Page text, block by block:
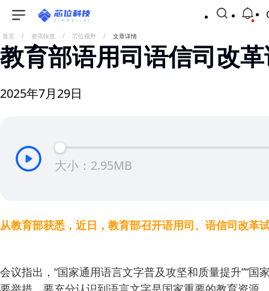
首页 / 资讯快览 / 芯位视野 / 文章详情
教育部语用司语信司改
2025年7月29日
大小：2.95MB
从教育部获悉，近日，教育部召开语用司、语信司改革
会议指出，“国家通用语言文字普及攻坚和质量提升”“